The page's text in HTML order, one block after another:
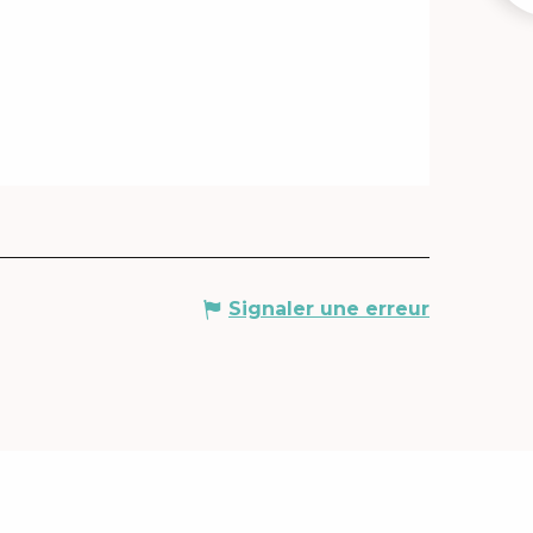
Signaler une erreur